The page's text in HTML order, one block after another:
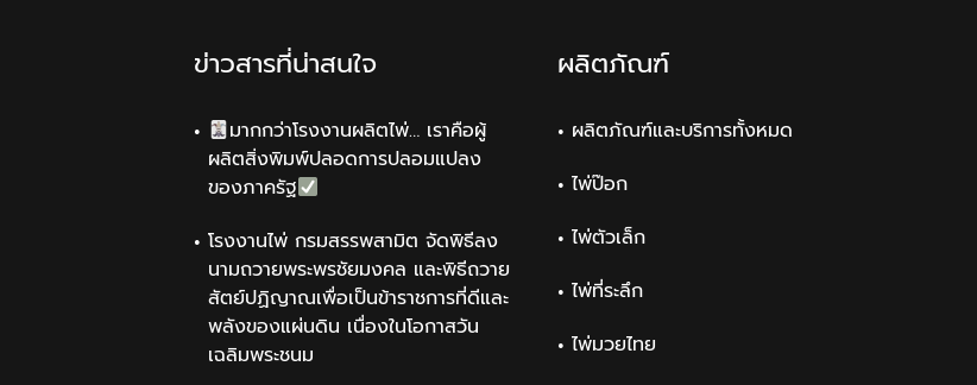
ข่าวสารที่น่าสนใจ
มากกว่าโรงงานผลิตไพ่… เราคือผู้
ผลิตสิ่งพิมพ์ปลอดการปลอมแปลง
ของภาครัฐ
โรงงานไพ่ กรมสรรพสามิต จัดพิธีลง
นามถวายพระพรชัยมงคล และพิธีถวาย
สัตย์ปฏิญาณเพื่อเป็นข้าราชการที่ดีและ
พลังของแผ่นดิน เนื่องในโอกาสวัน
เฉลิมพระชนม
ผลิตภัณฑ์
ผลิตภัณฑ์และบริการทั้งหมด
ไพ่ป๊อก
ไพ่ตัวเล็ก
ไพ่ที่ระลึก
ไพ่มวยไทย